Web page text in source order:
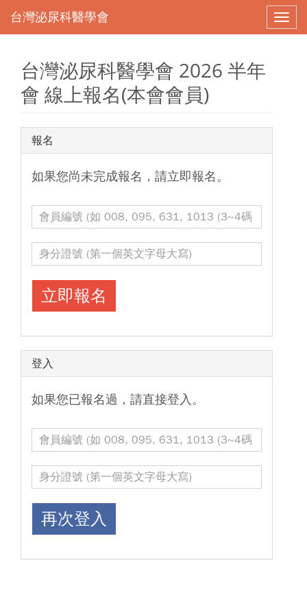
台灣泌尿科醫學會 2026 半年
會 線上報名(本會會員)
報名
如果您尚未完成報名，請立即報名。
登入
如果您已報名過，請直接登入。